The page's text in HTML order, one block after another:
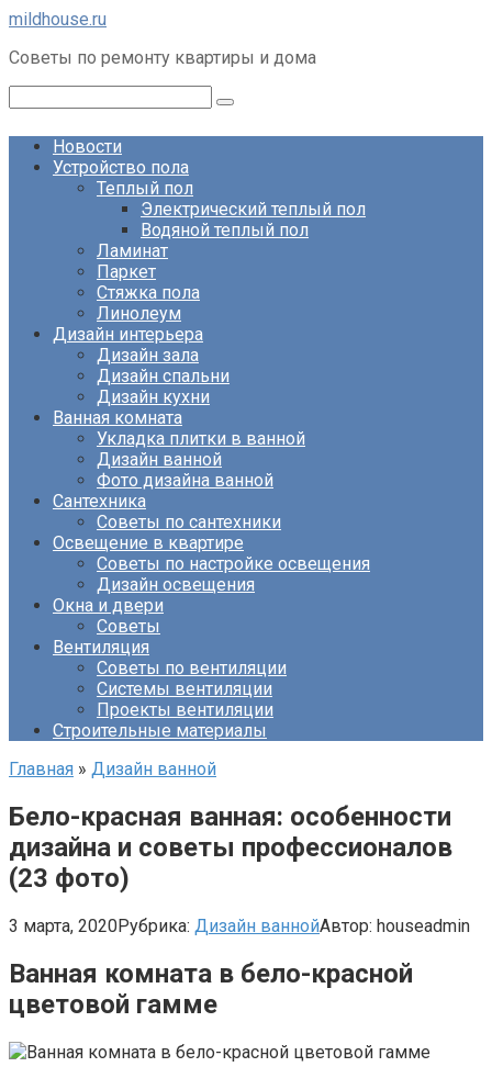
Перейти
контенту
mildhouse.ru
Советы по ремонту квартиры и дома
Новости
Устройство пола
Теплый пол
Электрический теплый пол
Водяной теплый пол
Ламинат
Паркет
Стяжка пола
Линолеум
Дизайн интерьера
Дизайн зала
Дизайн спальни
Дизайн кухни
Ванная комната
Укладка плитки в ванной
Дизайн ванной
Фото дизайна ванной
Сантехника
Советы по сантехники
Освещение в квартире
Советы по настройке освещения
Дизайн освещения
Окна и двери
Советы
Вентиляция
Советы по вентиляции
Системы вентиляции
Проекты вентиляции
Строительные материалы
Главная » Дизайн ванной
Бело-красная ванная: особенности
дизайна и советы профессионалов
(23 фото)
3 марта, 2020Рубрика: Дизайн ваннойАвтор: houseadmin
Ванная комната в бело-красной
цветовой гамме